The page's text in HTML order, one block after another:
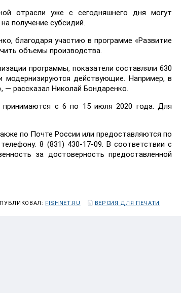
отрасли уже с сегодняшнего дня могут
получение субсидий.
благодаря участию в программе «Развитие
объемы производства.
программы, показатели составляли 630
действующие. Например, в
— рассказал Николай Бондаренко.
принимаются с 6 по 15 июля 2020 года. Для
по Почте России или предоставляются по
8 (831) 430-17-09. В соответствии с
за достоверность предоставленной
FISHNET.RU ВЕРСИЯ ДЛЯ ПЕЧАТИ